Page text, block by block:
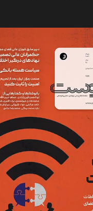
اثنی‌عشری
قاسمی
سمیع
ابوالفضل رجبی
حسام‌الدین ایپکچی
پاکدل
بابک نقاش
آرش برهمند، یسنا
ابوالفضل رجبی، زهرا فکرانه،